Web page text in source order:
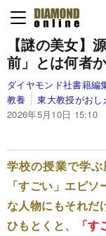
【謎の美女】
前」とは何者
ダイヤモンド社書籍編
教養
東大教授がお
2026年5月10日 15:10
学校の授業で学
「すごい」エピ
な人物にもそれだ
ひもとくと、
「